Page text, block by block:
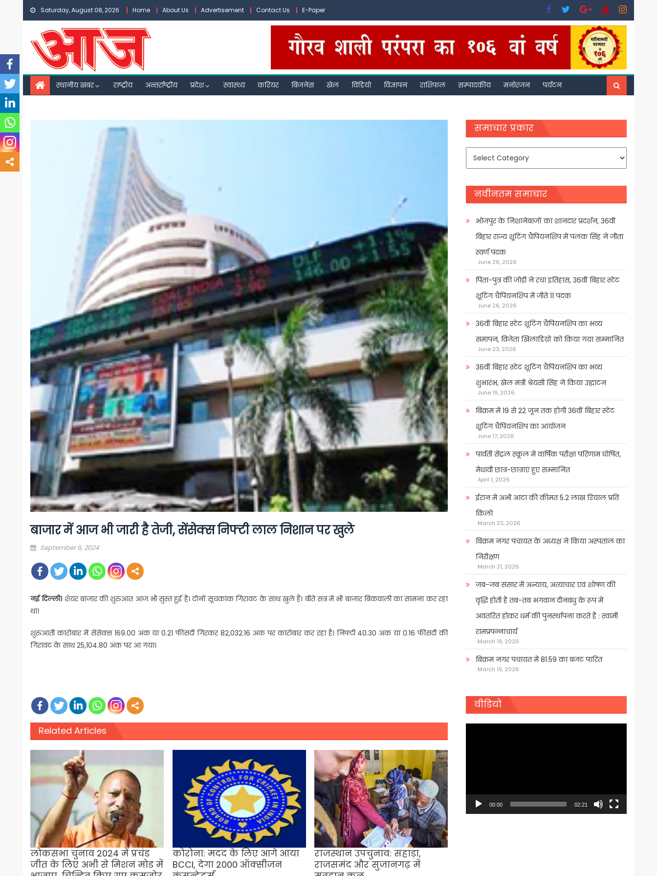
Skip
content
Saturday, August 08, 2026 Home About Us Advertisement Contact Us E-Paper
स्थानीय खबर राष्ट्रीय अन्तर्राष्ट्रीय प्रदेश स्वास्थ्य करियर बिजनेस खेल विडियो विज्ञापन राशिफल सम्पादकीय मनोरंजन पर्यटन
बाजार में आज भी जारी है तेजी, सेंसेक्स निफ्टी लाल निशान पर खुले
Posted
September 6, 2024
नई दिल्ली। शेयर बाजार की शुरुआत आज भी सुस्त हुई है। दोनों सूचकांक गिरावट के साथ खुले हैं। बीते सत्र में भी बाजार बिकवाली का सामना कर रहा
था।
शुरुआती कारोबार में सेंसेक्स 169.00 अंक या 0.21 फीसदी गिरकर 82,032.16 अंक पर कारोबार कर रहा है। निफ्टी 40.30 अंक या 0.16 फीसदी की
गिरावट के साथ 25,104.80 अंक पर आ गया।
Related Articles
लोकसभा चुनाव 2024 में प्रचंड
जीत के लिए अभी से मिशन मोड में
कोरोना: मदद के लिए आगे आया
BCCI, देगा 2000 ऑक्सीजन
राजस्थान उपचुनाव: सहाड़ा,
राजसमंद और सुजानगढ़ में
समाचार प्रकार
समाचार
नवीनतम समाचार
भोजपुर के निशानेबाजों का शानदार प्रदर्शन, 36वीं
बिहार राज्य शूटिंग चैंपियनशिप में पलक सिंह ने जीता
स्वर्ण पदक
June 26, 2026
पिता-पुत्र की जोड़ी ने रचा इतिहास, 36वीं बिहार स्टेट
शूटिंग चैंपियनशिप में जीते 11 पदक
June 26, 2026
36वीं बिहार स्टेट शूटिंग चैंपियनशिप का भव्य
समापन, विजेता खिलाडिय़ों को किया गया सम्मानित
June 23, 2026
36वीं बिहार स्टेट शूटिंग चैंपियनशिप का भव्य
शुभारंभ, खेल मंत्री श्रेयसी सिंह ने किया उद्घाटन
June 19, 2026
बिक्रम में 19 से 22 जून तक होगी 36वीं बिहार स्टेट
शूटिंग चैंपियनशिप का आयोजन
June 17, 2026
पार्वती सेंट्रल स्कूल में वार्षिक परीक्षा परिणाम घोषित,
मेधावी छात्र-छात्राएं हुए सम्मानित
April 1, 2026
ईरान में अभी आटा की कीमत 5.2 लाख रियाल प्रति
किलो
March 23, 2026
बिक्रम नगर पंचायत के अध्यक्ष ने किया अस्पताल का
निरीक्षण
March 21, 2026
जब-जब संसार में अन्याय, अत्याचार एवं शोषण की
वृद्धि होती है तब-तब भगवान दीनबंधु के रूप में
अवतरित होकर धर्म की पुनर्स्थापना करते हैं : स्वामी
रामप्रपन्नाचार्य
March 19, 2026
बिक्रम नगर पंचायत में 81.59 का बजट पारित
March 19, 2026
वीडियो
00:00 02:21